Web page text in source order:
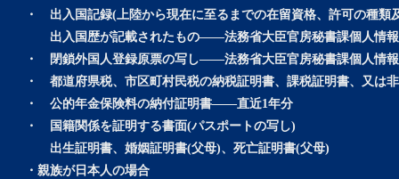
・ 出入国記録(上陸から現在に至るまでの在留資格、許可の種類
出入国歴が記載されたもの——法務省大臣官房秘書課個人情
・ 閉鎖外国人登録原票の写し——法務省大臣官房秘書課個人情
・ 都道府県税、市区町村民税の納税証明書、課税証明書、又は非
・ 公的年金保険料の納付証明書——直近1年分
・ 国籍関係を証明する書面(パスポートの写し)
出生証明書、婚姻証明書(父母)、死亡証明書(父母)
・親族が日本人の場合